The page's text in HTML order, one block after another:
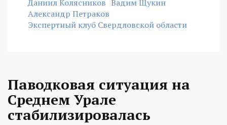
Даниил Колясников Вадим Щукин
Александр Петраков
Экспертный клуб Свердловской области
Паводковая ситуация на
Среднем Урале
стабилизировалась